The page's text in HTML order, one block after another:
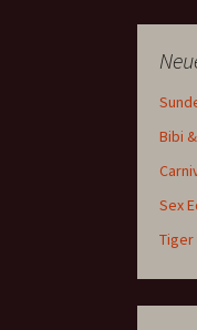
Bibi
Sex
Tiger